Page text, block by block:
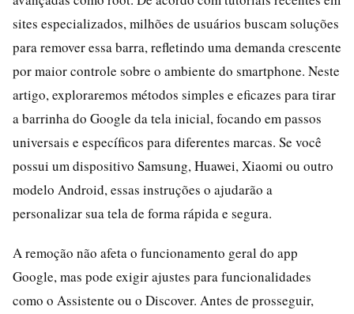
sites especializados, milhões de usuários buscam soluções
para remover essa barra, refletindo uma demanda crescente
por maior controle sobre o ambiente do smartphone. Neste
artigo, exploraremos métodos simples e eficazes para tirar
a barrinha do Google da tela inicial, focando em passos
universais e específicos para diferentes marcas. Se você
possui um dispositivo Samsung, Huawei, Xiaomi ou outro
modelo Android, essas instruções o ajudarão a
personalizar sua tela de forma rápida e segura.
A remoção não afeta o funcionamento geral do app
Google, mas pode exigir ajustes para funcionalidades
como o Assistente ou o Discover. Antes de prosseguir,